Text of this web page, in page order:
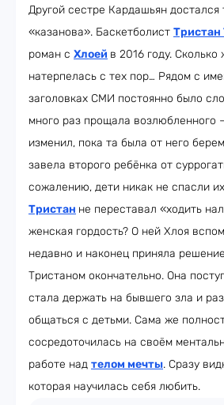
Другой сестре Кардашьян достался
«казанова». Баскетболист Тристан
роман с Хлоей в 2016 году. Сколько
натерпелась с тех пор… Рядом с
заголовках СМИ постоянно было
много раз прощала возлюбленного
изменил, пока та была от него
завела второго ребёнка от
сожалению, дети никак не спасли
Тристан не переставал «ходить
женская гордость? О ней Хлоя
недавно и наконец приняла
Тристаном окончательно. Она
стала держать на бывшего зла и
общаться с детьми. Сама же
сосредоточилась на своём
работе над телом мечты. Сразу
которая научилась себя любить.